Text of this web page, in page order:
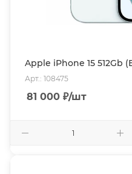
Apple iPhone 15 512Gb
Арт.: 108475
81 000 ₽/шт